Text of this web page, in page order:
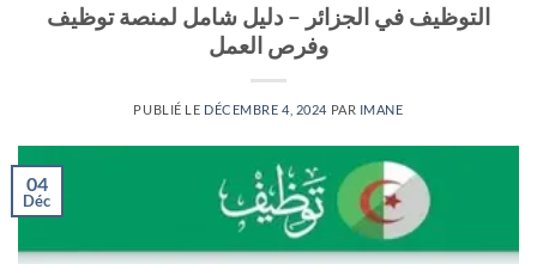
التوظيف في الجزائر – دليل شامل لمنصة توظيف
وفرص العمل
PUBLIÉ LE DÉCEMBRE 4, 2024 PAR IMANE
04
Déc